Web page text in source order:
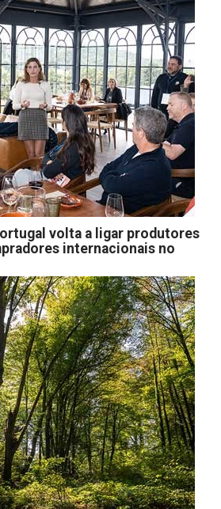
volta a ligar produtores
internacionais no